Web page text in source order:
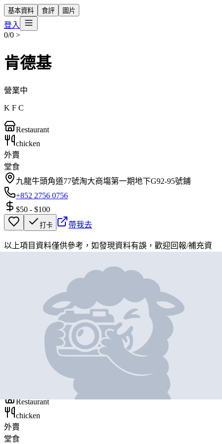
基本資料 食評 圖片
登入
0/0 >
肯德基
營業中
K F C
Restaurant
chicken
外賣
堂食
九龍牛頭角道77號淘大商塲第一期地下G92-95號鋪
+852 2756 0756
$50 - $100
打卡 帶我去
以上項目資料僅供參考，如發現資料有誤，歡迎回報/補充資
肯德基
Restaurant
chicken
外賣
堂食